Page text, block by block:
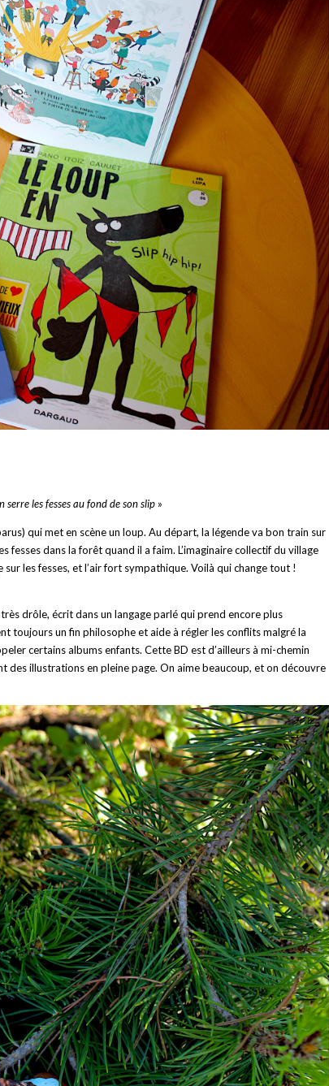
serre les fesses au fond de son slip »
qui met en scène un loup. Au départ, la légende va bon train sur
dans la forêt quand il a faim. L’imaginaire collectif du village
les fesses, et l’air fort sympathique. Voilà qui change tout !
drôle, écrit dans un langage parlé qui prend encore plus
toujours un fin philosophe et aide à régler les conflits malgré la
certains albums enfants. Cette BD est d’ailleurs à mi-chemin
des illustrations en pleine page. On aime beaucoup, et on découvre